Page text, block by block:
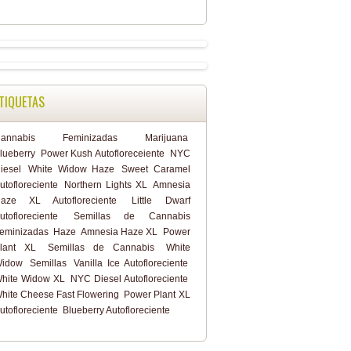
Feminizadas
Marijuana
Power Kush Autofloreceiente
NYC
White Widow Haze
Sweet Caramel
Northern Lights XL Amnesia
XL Autofloreciente
Little Dwarf
Semillas de Cannabis
Haze Amnesia Haze XL
Power
XL
Semillas de Cannabis
White
Semillas
Vanilla Ice Autofloreciente
Widow XL
NYC Diesel Autofloreciente
Cheese Fast Flowering
Power Plant XL
Blueberry Autofloreciente